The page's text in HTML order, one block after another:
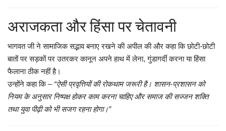
अराजकता और हिंसा पर चेतावनी
भागवत जी ने सामाजिक सद्भाव बनाए रखने की अपील की और कहा कि छोटी-छोटी
बातों पर सड़कों पर उतरकर कानून अपने हाथ में लेना, गुंडागर्दी करना या हिंसा
फैलाना ठीक नहीं है।
उन्होंने कहा कि – “ऐसी प्रवृत्तियों की रोकथाम जरूरी है। शासन-प्रशासन को
नियम के अनुसार निष्पक्ष होकर काम करना चाहिए और समाज की सज्जन शक्ति
तथा युवा पीढ़ी को भी सजग रहना होगा।”